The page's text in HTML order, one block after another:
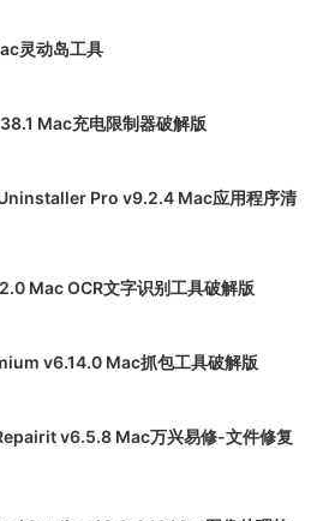
灵动岛工具
Mac充电限制器破解版
Pro v9.2.4 Mac应用程序清
Mac OCR文字识别工具破解版
v6.14.0 Mac抓包工具破解版
v6.5.8 Mac万兴易修-文件修复